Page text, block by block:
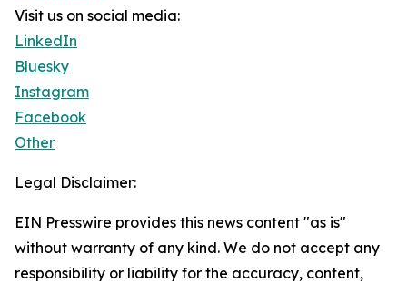
Visit us on social media:
LinkedIn
Bluesky
Instagram
Facebook
Other
Legal Disclaimer:
EIN Presswire provides this news content "as is"
without warranty of any kind. We do not accept any
responsibility or liability for the accuracy, content,